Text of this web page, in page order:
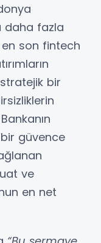
daha fazla
en son fintech
bir
güvence
ve
en net